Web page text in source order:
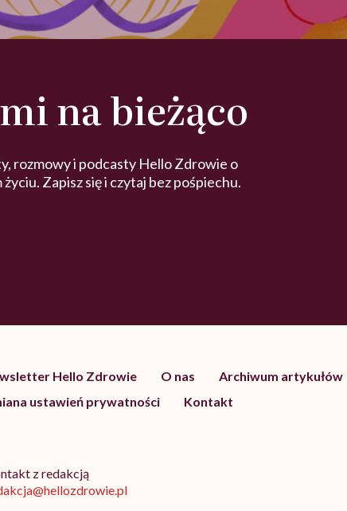
na bieżąco
rozmowy i podcasty Hello Zdrowie o
Zapisz się i czytaj bez pośpiechu.
Hello Zdrowie O nas Archiwum artykułów
ustawień prywatności
Kontakt
z redakcją